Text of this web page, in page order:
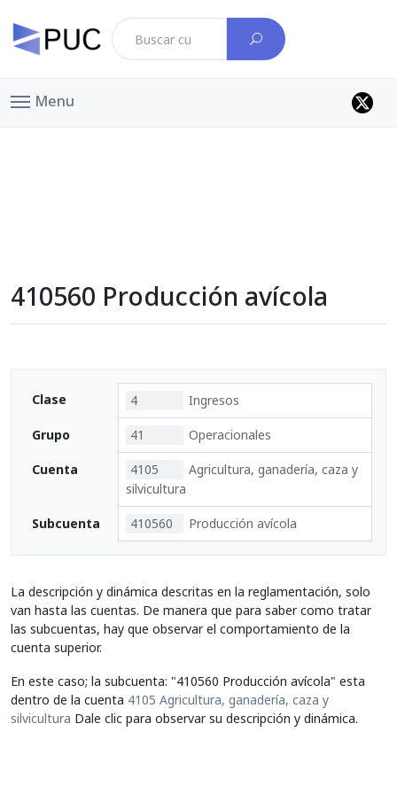
Menu
410560 Producción avícola
Clase 4 Ingresos
Grupo 41 Operacionales
Cuenta 4105
Agricultura, ganadería, caza y
silvicultura
Subcuenta 410560 Producción avícola
La descripción y dinámica descritas en la reglamentación, solo
van hasta las cuentas. De manera que para saber como tratar
las subcuentas, hay que observar el comportamiento de la
cuenta superior.
En este caso; la subcuenta: "410560 Producción avícola" esta
dentro de la cuenta 4105 Agricultura, ganadería, caza y
silvicultura Dale clic para observar su descripción y dinámica.